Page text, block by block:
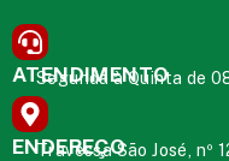
ATENDIMENTO
Segunda à Quinta de
ENDEREÇO
Travessa São José, nº